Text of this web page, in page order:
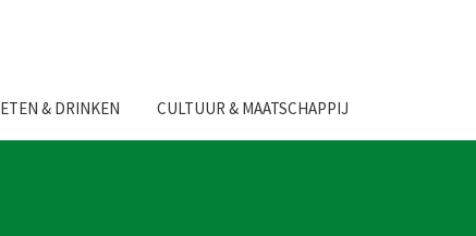
ETEN & DRINKEN CULTUUR & MAATSCHAPPIJ